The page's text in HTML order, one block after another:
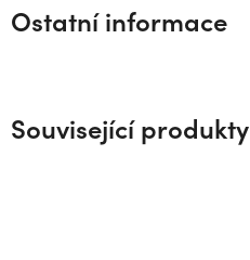
Ostatní informace
Související produkty